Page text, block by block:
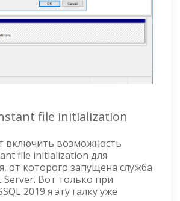
file initialization
включить возможность
file initialization для
от которого запущена служба
Server. Вот только при
2019 я эту галку уже